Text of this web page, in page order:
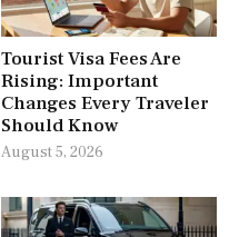
Tourist Visa Fees Are
Rising: Important
Changes Every Traveler
Should Know
August 5, 2026